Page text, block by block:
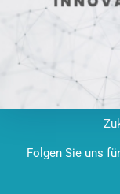
Folgen Sie uns